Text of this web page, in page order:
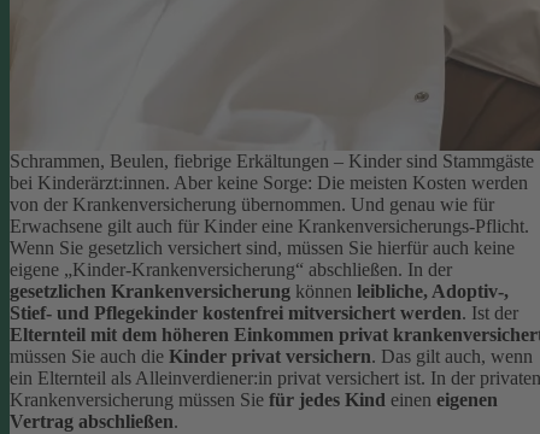
Schrammen, Beulen, fiebrige Erkältungen – Kinder sind Stammgäste
bei Kinderärzt:innen. Aber keine Sorge: Die meisten Kosten werden
von der Krankenversicherung übernommen. Und genau wie für
Erwachsene gilt auch für Kinder eine Krankenversicherungs-Pflicht.
Wenn Sie gesetzlich versichert sind, müssen Sie hierfür auch keine
eigene „Kinder-Krankenversicherung“ abschließen. In der
gesetzlichen Krankenversicherung können leibliche, Adoptiv-,
Stief- und Pflegekinder kostenfrei mitversichert werden. Ist der
Elternteil mit dem höheren Einkommen privat
müssen Sie auch die Kinder privat versichern. Das gilt auch, wenn
ein Elternteil als Alleinverdiener:in privat versichert ist. In der privaten
Krankenversicherung müssen Sie für jedes Kind einen eigenen
Vertrag abschließen.